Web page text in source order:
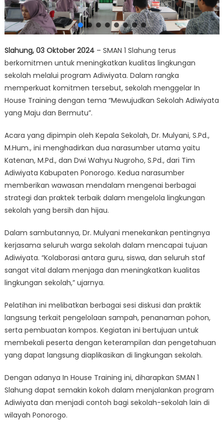
Slahung, 03 Oktober 2024– SMAN 1 Slahung terus
berkomitmen untuk meningkatkan kualitas lingkungan
sekolah melalui program Adiwiyata. Dalam rangka
memperkuat komitmen tersebut, sekolah menggelar In
House Training dengan tema “Mewujudkan Sekolah Adiwiyata
yang Maju dan Bermutu”.
Acara yang dipimpin oleh Kepala Sekolah, Dr. Mulyani, S.Pd.,
M.Hum., ini menghadirkan dua narasumber utama yaitu
Katenan, M.Pd., dan Dwi Wahyu Nugroho, S.Pd., dari Tim
Adiwiyata Kabupaten Ponorogo. Kedua narasumber
memberikan wawasan mendalam mengenai berbagai
strategi dan praktek terbaik dalam mengelola lingkungan
sekolah yang bersih dan hijau.
Dalam sambutannya, Dr. Mulyani menekankan pentingnya
kerjasama seluruh warga sekolah dalam mencapai tujuan
Adiwiyata. “Kolaborasi antara guru, siswa, dan seluruh staf
sangat vital dalam menjaga dan meningkatkan kualitas
lingkungan sekolah,” ujarnya.
Pelatihan ini melibatkan berbagai sesi diskusi dan praktik
langsung terkait pengelolaan sampah, penanaman pohon,
serta pembuatan kompos. Kegiatan ini bertujuan untuk
membekali peserta dengan keterampilan dan pengetahuan
yang dapat langsung diaplikasikan di lingkungan sekolah.
Dengan adanya In House Training ini, diharapkan SMAN 1
Slahung dapat semakin kokoh dalam menjalankan program
Adiwiyata dan menjadi contoh bagi sekolah-sekolah lain di
wilayah Ponorogo.